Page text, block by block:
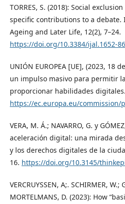
TORRES, S. (2018): Social
specific contributions to a
Ageing and Later Life, 12(2), 7–24.
https://doi.org/10.3384/ijal.1652-
UNIÓN EUROPEA [UE], (2023, 18
un impulso masivo para permitir
proporcionar habilidades digitales.
https://ec.europa.eu/commission/
VERA, M. Á.; NAVARRO, G. y
aceleración digital: una mirada
y los derechos digitales de la
16. https://doi.org/10.3145/
VERCRUYSSEN, A;. SCHIRMER, W.;
MORTELMANS, D. (2023): How